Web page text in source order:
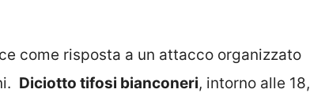
come risposta a un attacco organizzato
Diciotto tifosi bianconeri, intorno alle 18,